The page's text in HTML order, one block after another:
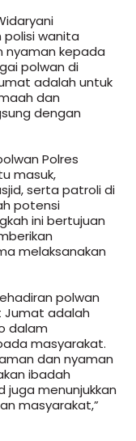
wanita
nyaman kepada
polwan di
adalah untuk
dan
dengan
Polres
masuk,
serta patroli di
potensi
ini bertujuan
melaksanakan
polwan
Jumat adalah
dalam
masyarakat.
dan nyaman
ibadah
juga menunjukkan
masyarakat,”